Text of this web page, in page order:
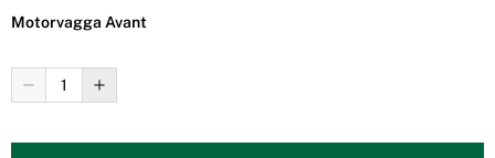
Motorvagga Avant